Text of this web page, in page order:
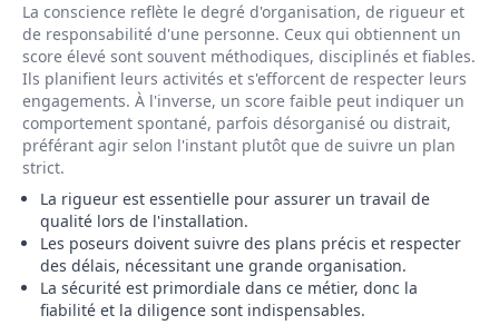
La conscience reflète le degré d'organisation, de rigueur et
de responsabilité d'une personne. Ceux qui obtiennent un
score élevé sont souvent méthodiques, disciplinés et fiables.
Ils planifient leurs activités et s'efforcent de respecter leurs
engagements. À l'inverse, un score faible peut indiquer un
comportement spontané, parfois désorganisé ou distrait,
préférant agir selon l'instant plutôt que de suivre un plan
strict.
La rigueur est essentielle pour assurer un travail de
qualité lors de l'installation.
Les poseurs doivent suivre des plans précis et respecter
des délais, nécessitant une grande organisation.
La sécurité est primordiale dans ce métier, donc la
fiabilité et la diligence sont indispensables.